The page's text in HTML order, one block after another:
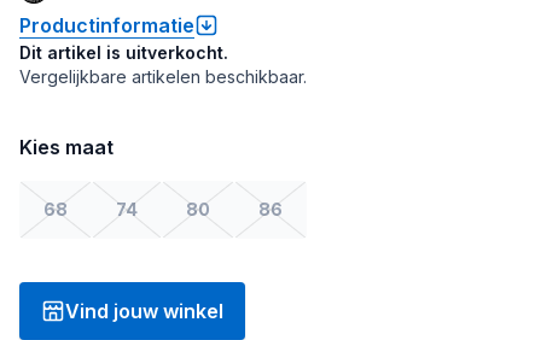
Productinformatie
Dit artikel is uitverkocht.
Vergelijkbare artikelen beschikbaar.
Kies maat
68 74 80 86
Vind jouw winkel